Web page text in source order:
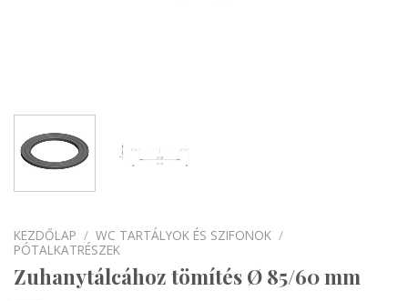
KEZDŐLAP / WC TARTÁLYOK ÉS SZIFONOK /
PÓTALKATRÉSZEK
Zuhanytálcához tömítés Ø 85/60 mm